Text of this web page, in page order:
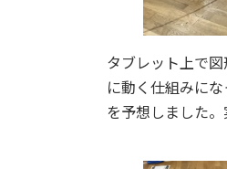
タブレット上で
に動く仕組みに
を予想しました